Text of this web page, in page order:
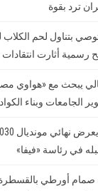
ترد بقوة
توصي بتناول لحم
رسمية أثارت
يبحث مع «هواوي
الجامعات وبناء
في رئاسة «فيفا»